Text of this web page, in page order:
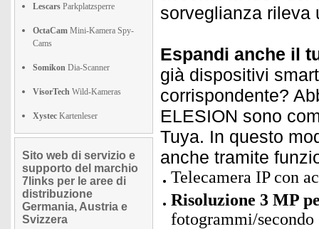
Lescars Parkplatzsperre
OctaCam Mini-Kamera Spy-
Cams
Somikon Dia-Scanner
VisorTech Wild-Kameras
Xystec Kartenleser
Sito web di servizio e
supporto del marchio
7links per le aree di
distribuzione
Germania, Austria e
Svizzera
sorveglianza rileva
Espandi anche il
già dispositivi
corrispondente?
ELESION sono
Tuya. In questo
anche tramite
Telecamera IP con
Risoluzione 3 MP
fotogrammi/secondo